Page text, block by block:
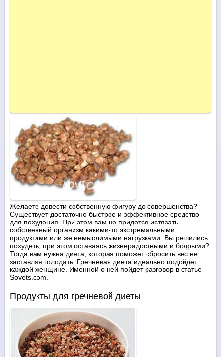
Желаете довести собственную фигуру до совершенства?
Существует достаточно быстрое и эффективное средство
для похудения. При этом вам не придется истязать
собственный организм какими-то экстремальными
продуктами или же немыслимыми нагрузками. Вы решились
похудеть, при этом оставаясь жизнерадостными и бодрыми?
Тогда вам нужна диета, которая поможет сбросить вес не
заставляя голодать. Гречневая диета идеально подойдет
каждой женщине. Именной о ней пойдет разговор в статье
Sovets.com.
Продукты для гречневой диеты